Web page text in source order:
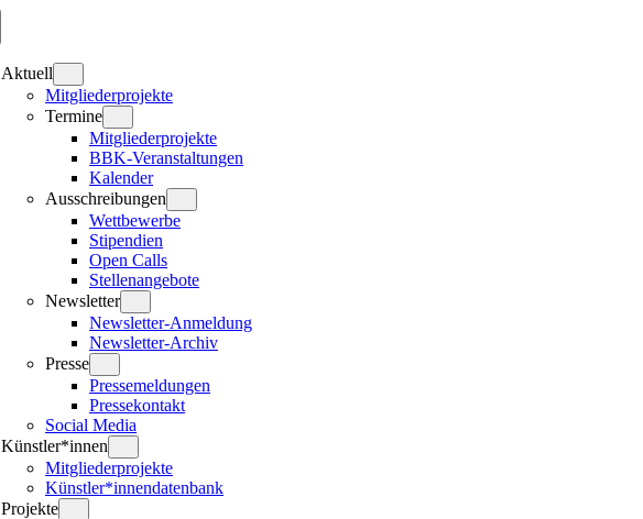
Aktuell
Mitgliederprojekte
Termine
Mitgliederprojekte
BBK-Veranstaltungen
Kalender
Ausschreibungen
Wettbewerbe
Stipendien
Open Calls
Stellenangebote
Newsletter
Newsletter-Anmeldung
Newsletter-Archiv
Presse
Pressemeldungen
Pressekontakt
Social Media
Künstler*innen
Mitgliederprojekte
Künstler*innendatenbank
Projekte